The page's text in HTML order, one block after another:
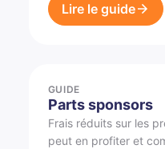
Lire le guide
GUIDE
Parts sponsors
Frais réduits sur les
peut en profiter et